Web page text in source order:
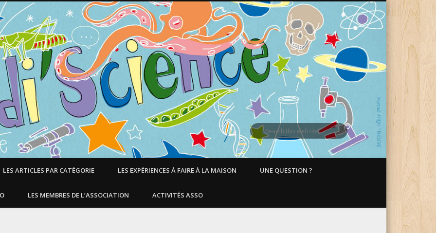
LES ARTICLES PAR CATÉGORIE LES EXPÉRIENCES À FAIRE À LA MAISON UNE QUESTION ?
LES MEMBRES DE L’ASSOCIATION ACTIVITÉS ASSO